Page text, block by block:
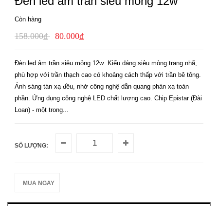
Còn hàng
158.000₫ 80.000₫
Đèn led âm trần siêu mỏng 12w Kiểu dáng siêu mỏng trang nhã,
phù hợp với trần thạch cao có khoảng cách thấp với trần bê tông.
Ánh sáng tán xạ đều, nhờ công nghệ dẫn quang phản xạ toàn
phần. Ứng dụng công nghệ LED chất lượng cao. Chip Epistar (Đài
Loan) - một trong...
SỐ LƯỢNG:
MUA NGAY